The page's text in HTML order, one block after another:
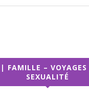
FAMILLE –
SEXUALITÉ